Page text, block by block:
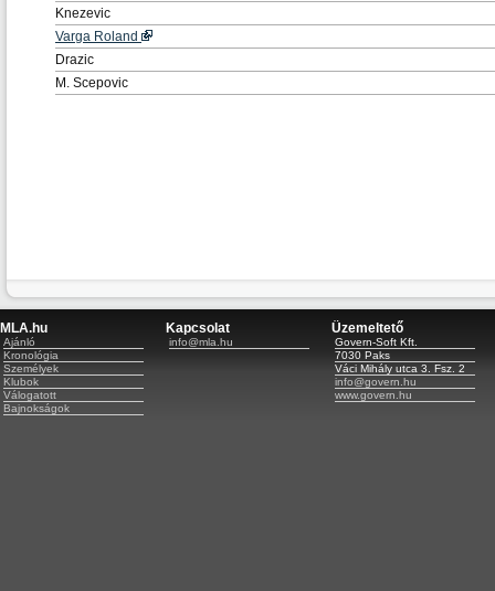
Knezevic
Varga Roland
Drazic
M. Scepovic
MLA.hu
Ajánló
Kronológia
Személyek
Klubok
Válogatott
Bajnokságok
Kapcsolat
info@mla.hu
Üzemeltető
Govern-Soft Kft.
7030 Paks
Váci Mihály utca 3. Fsz. 2
info@govern.hu
www.govern.hu